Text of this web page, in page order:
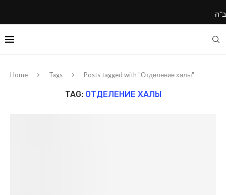
ב"ה
Home Tags Posts tagged with "Отделение халы"
TAG: ОТДЕЛЕНИЕ ХАЛЫ